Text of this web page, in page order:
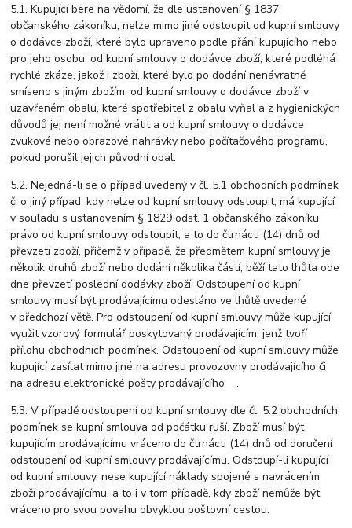
5.1. Kupující bere na vědomí, že dle ustanovení § 1837
občanského zákoníku, nelze mimo jiné odstoupit od kupní smlouvy
o dodávce zboží, které bylo upraveno podle přání kupujícího nebo
pro jeho osobu, od kupní smlouvy o dodávce zboží, které podléhá
rychlé zkáze, jakož i zboží, které bylo po dodání nenávratně
smíseno s jiným zbožím, od kupní smlouvy o dodávce zboží v
uzavřeném obalu, které spotřebitel z obalu vyňal a z hygienických
důvodů jej není možné vrátit a od kupní smlouvy o dodávce
zvukové nebo obrazové nahrávky nebo počítačového programu,
pokud porušil jejich původní obal.
5.2. Nejedná-li se o případ uvedený v čl. 5.1 obchodních podmínek
či o jiný případ, kdy nelze od kupní smlouvy odstoupit, má kupující
v souladu s ustanovením § 1829 odst. 1 občanského zákoníku
právo od kupní smlouvy odstoupit, a to do čtrnácti (14) dnů od
převzetí zboží, přičemž v případě, že předmětem kupní smlouvy je
několik druhů zboží nebo dodání několika částí, běží tato lhůta ode
dne převzetí poslední dodávky zboží. Odstoupení od kupní
smlouvy musí být prodávajícímu odesláno ve lhůtě uvedené
v předchozí větě. Pro odstoupení od kupní smlouvy může kupující
využit vzorový formulář poskytovaný prodávajícím, jenž tvoří
přílohu obchodních podmínek. Odstoupení od kupní smlouvy může
kupující zasílat mimo jiné na adresu provozovny prodávajícího či
na adresu elektronické pošty prodávajícího .
5.3. V případě odstoupení od kupní smlouvy dle čl. 5.2 obchodních
podmínek se kupní smlouva od počátku ruší. Zboží musí být
kupujícím prodávajícímu vráceno do čtrnácti (14) dnů od doručení
odstoupení od kupní smlouvy prodávajícímu. Odstoupí-li kupující
od kupní smlouvy, nese kupující náklady spojené s navrácením
zboží prodávajícímu, a to i v tom případě, kdy zboží nemůže být
vráceno pro svou povahu obvyklou poštovní cestou.